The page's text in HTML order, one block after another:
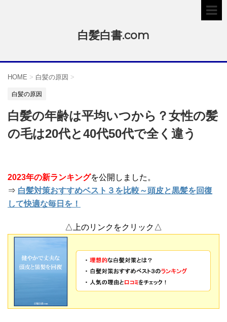
白髪白書.com
HOME > 白髪の原因 >
白髪の原因
白髪の年齢は平均いつから？女性の髪
の毛は20代と40代50代で全く違う
2023年の新ランキングを公開しました。
⇒ 白髪対策おすすめベスト３を比較～頭皮と黒髪を回復
して快適な毎日を！
△上のリンクをクリック△